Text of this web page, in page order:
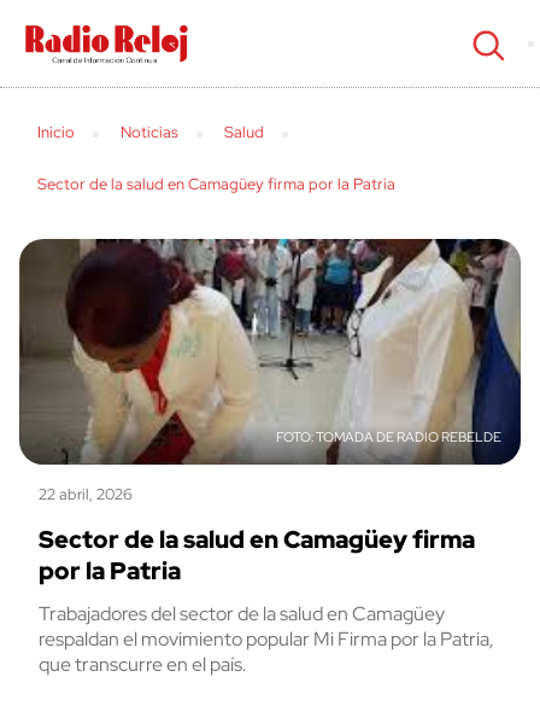
cerrar
Inicio Noticias Salud
Sector de la salud en Camagüey firma por la Patria
TOMADA DE RADIO REBELDE
22 abril, 2026
Sector de la salud en Camagüey firma
por la Patria
Trabajadores del sector de la salud en Camagüey
respaldan el movimiento popular Mi Firma por la Patria,
que transcurre en el país.